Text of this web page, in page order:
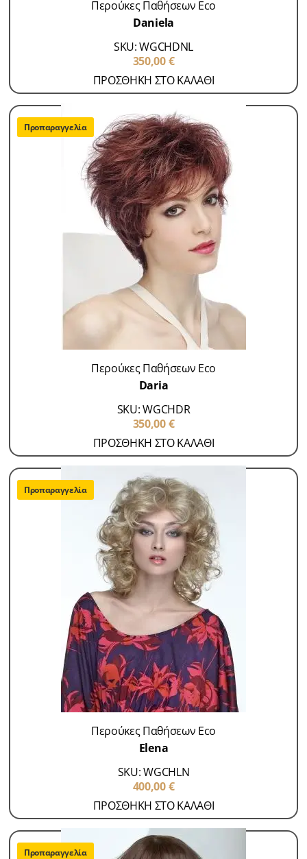
Περούκες Παθήσεων Eco
Daniela
SKU: WGCHDNL
350,00€
ΠΡΟΣΘΗΚΗ ΣΤΟ ΚΑΛΑΘΙ
Περούκες Παθήσεων Eco
Daria
Προπαραγγελία
SKU: WGCHDR
350,00€
ΠΡΟΣΘΗΚΗ ΣΤΟ ΚΑΛΑΘΙ
Περούκες Παθήσεων Eco
Elena
Προπαραγγελία
SKU: WGCHLN
400,00€
ΠΡΟΣΘΗΚΗ ΣΤΟ ΚΑΛΑΘΙ
Προπαραγγελία